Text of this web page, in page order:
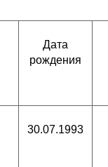
Дата
рождения
30.07.1993